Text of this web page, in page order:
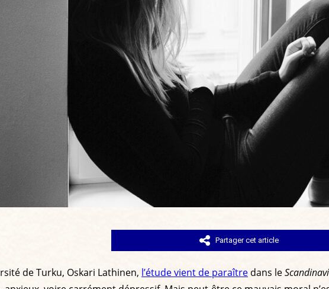
Partager cet article
de Turku, Oskari Lathinen, l’étude vient de paraître dans le